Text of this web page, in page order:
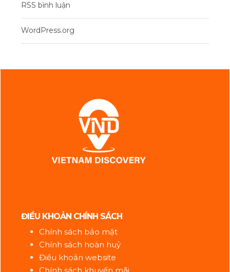
RSS bình luận
WordPress.org
ĐIỀU KHOẢN CHÍNH SÁCH
Chính sách bảo mật
Chính sách hoàn huỷ
Điều khoản website